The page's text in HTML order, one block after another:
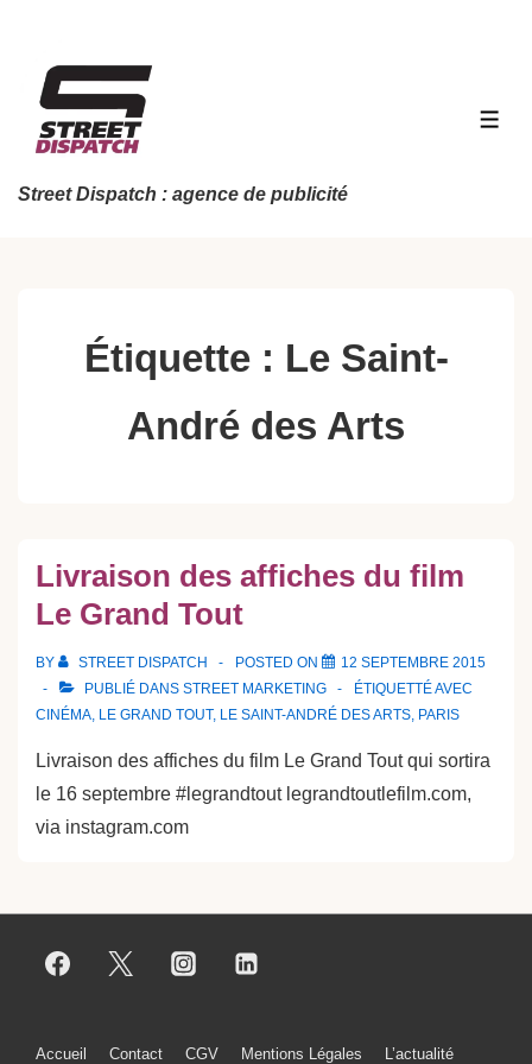
contenu
principal
Street Dispatch : agence de publicité
Étiquette : Le Saint-
André des Arts
Livraison des affiches du film
Le Grand Tout
BY STREET DISPATCH POSTED ON
12 SEPTEMBRE 2015
PUBLIÉ DANS STREET MARKETING
ÉTIQUETTÉ AVEC
CINÉMA, LE GRAND TOUT, LE SAINT-ANDRÉ DES ARTS, PARIS
Livraison des affiches du film Le Grand Tout qui sortira
le 16 septembre #legrandtout legrandtoutlefilm.com,
via instagram.com
Accueil Contact CGV Mentions Légales L’actualité